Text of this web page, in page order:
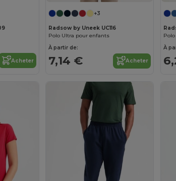
Acheter
+3
Radsow by Uneek UC116
Polo Ultra pour enfants
À partir de:
7,14 € Acheter
À